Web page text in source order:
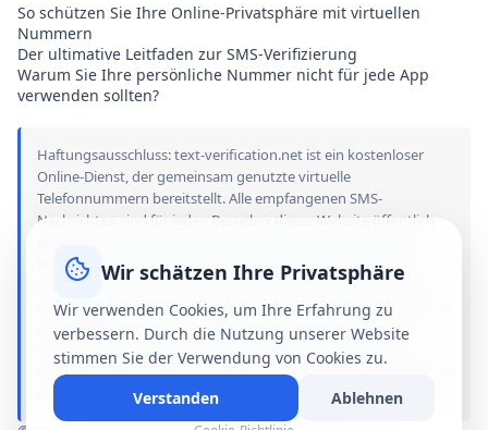
So schützen Sie Ihre Online-Privatsphäre mit virtuellen
Nummern
Der ultimative Leitfaden zur SMS-Verifizierung
Warum Sie Ihre persönliche Nummer nicht für jede App
verwenden sollten?
Haftungsausschluss: text-verification.net ist ein kostenloser
Online-Dienst, der gemeinsam genutzte virtuelle
Telefonnummern bereitstellt. Alle empfangenen SMS-
Nachrichten sind für jeden Besucher dieser Website öffentlich
Website genannten Marken, Anwendungen oder Diensten,
werden nicht von ihnen gesponsert und sind nicht mit ihnen
verbunden. Die Nutzung unserer öffentlichen Nummern erfolgt
ausschließlich auf eigene Gefahr. Wir übernehmen keine
Verantwortung oder Haftung für Schäden, Kontosperrungen
oder rechtliche Konsequenzen, die sich aus der Nutzung unserer
Dienste ergeben.
Wir schätzen Ihre Privatsphäre
Wir verwenden Cookies, um Ihre Erfahrung zu
verbessern. Durch die Nutzung unserer Website
stimmen Sie der Verwendung von Cookies zu.
Verstanden
Ablehnen